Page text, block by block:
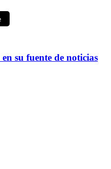
en su fuente de noticias